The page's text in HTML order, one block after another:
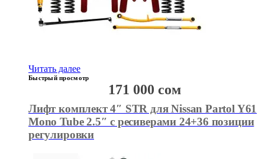
Читать далее
Быстрый просмотр
Лифт комплект 4″ STR для Nissan Partol Y61
Mono Tube 2.5″ с ресиверами 24+36 позиции
регулировки
171 000 сом